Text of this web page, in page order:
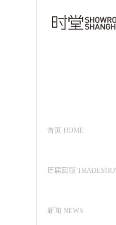
首页 HOME
历届回顾
新闻 NEWS